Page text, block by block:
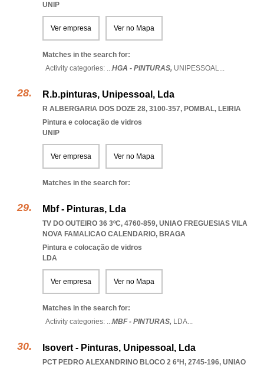
UNIP
Ver empresa Ver no Mapa
Matches in the search for:
Activity categories: ...HGA - PINTURAS, UNIPESSOAL...
R.b.pinturas, Unipessoal, Lda
R ALBERGARIA DOS DOZE 28, 3100-357, POMBAL, LEIRIA
Pintura e colocação de vidros
UNIP
Ver empresa Ver no Mapa
Matches in the search for:
Mbf - Pinturas, Lda
TV DO OUTEIRO 36 3ºC, 4760-859, UNIAO FREGUESIAS VILA
NOVA FAMALICAO CALENDARIO, BRAGA
Pintura e colocação de vidros
LDA
Ver empresa Ver no Mapa
Matches in the search for:
Activity categories: ...MBF - PINTURAS, LDA...
Isovert - Pinturas, Unipessoal, Lda
PCT PEDRO ALEXANDRINO BLOCO 2 6ºH, 2745-196, UNIAO